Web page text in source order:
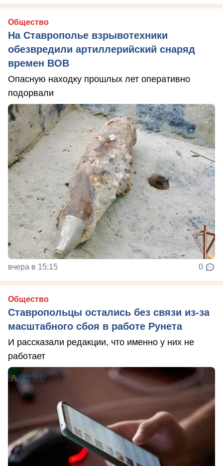
Общество
На Ставрополье взрывотехники
обезвредили артиллерийский снаряд
времен ВОВ
Опасную находку прошлых лет оперативно
подорвали
вчера в 15:15 0
Общество
Ставропольцы остались без связи из-за
масштабного сбоя в работе Рунета
И рассказали редакции, что именно у них не
работает